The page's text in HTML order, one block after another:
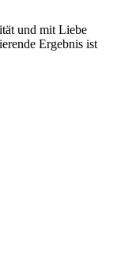
und mit Liebe
Ergebnis ist